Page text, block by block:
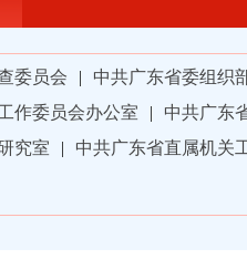
委员会 | 中共广东省委组织
作委员会办公室
| 中共广东
究室
| 中共广东省直属机关